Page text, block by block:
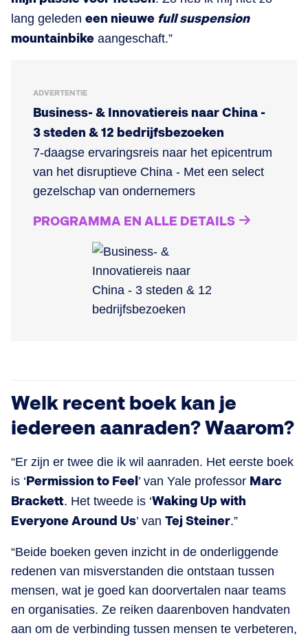
lang geleden een nieuwe full suspension
mountainbike aangeschaft.”
ADVERTENTIE
Business- & Innovatiereis naar China -
3 steden & 12 bedrijfsbezoeken
7-daagse ervaringsreis naar het epicentrum
van het disruptieve China - Met een select
gezelschap van ondernemers
PROGRAMMA EN ALLE DETAILS
Welk recent boek kan je
iedereen aanraden? Waarom?
“Er zijn er twee die ik wil aanraden. Het eerste boek
is ‘Permission to Feel ’ van Yale professor Marc
Brackett. Het tweede is ‘Waking Up with
Everyone Around Us’ van Tej Steiner.”
“Beide boeken geven inzicht in de onderliggende
redenen van misverstanden die ontstaan tussen
mensen, wat je goed kan doorvertalen naar teams
en organisaties. Ze reiken daarenboven handvaten
aan om de verbinding tussen mensen te verbeteren,